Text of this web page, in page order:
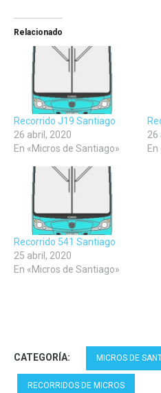
Facebook
abre
ventana
en
una
ventana
en
una
ventana
Relacionado
Recorrido J19 Santiago
26 abril, 2020
En «Micros de Santiago»
26
Recorrido 541 Santiago
25 abril, 2020
En «Micros de Santiago»
CATEGORÍA: MICROS DE
RECORRIDOS DE MICROS